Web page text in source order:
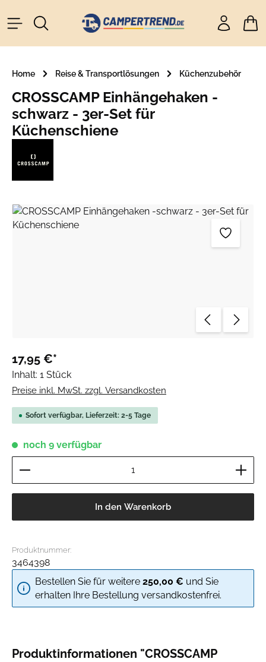
springen
Home Reise & Transportlösungen Küchenzubehör
CROSSCAMP Einhängehaken -
schwarz - 3er-Set für
Küchenschiene
Bildergalerie überspringen
17,95 €*
Inhalt: 1 Stück
Preise inkl. MwSt. zzgl. Versandkosten
Sofort verfügbar, Lieferzeit: 2-5 Tage
noch 9 verfügbar
Produkt Anzahl: Gib den gewünschten Wert ein
In den Warenkorb
Produktnummer:
3464398
Bestellen Sie für weitere 250,00 € und Sie
erhalten Ihre Bestellung versandkostenfrei.
Produktinformationen "CROSSCAMP